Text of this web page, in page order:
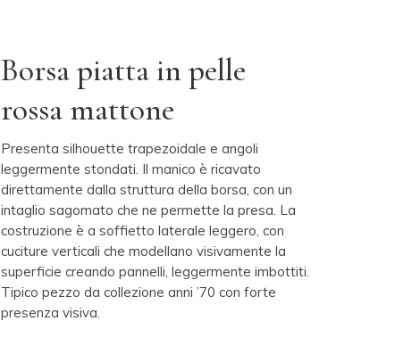
Borsa piatta in pelle
rossa mattone
Presenta silhouette trapezoidale e angoli
leggermente stondati. Il manico è ricavato
direttamente dalla struttura della borsa, con un
intaglio sagomato che ne permette la presa. La
costruzione è a soffietto laterale leggero, con
cuciture verticali che modellano visivamente la
superficie creando pannelli, leggermente imbottiti.
Tipico pezzo da collezione anni ’70 con forte
presenza visiva.